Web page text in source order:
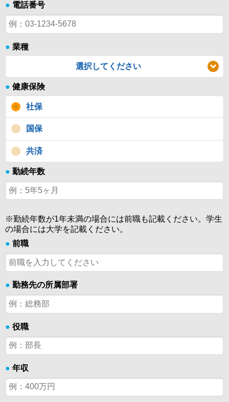
● 電話番号
● 業種
選択してください
● 健康保険
社保
国保
共済
● 勤続年数
※勤続年数が1年未満の場合には前職も記載ください。学生
の場合には大学を記載ください。
● 前職
● 勤務先の所属部署
● 役職
● 年収